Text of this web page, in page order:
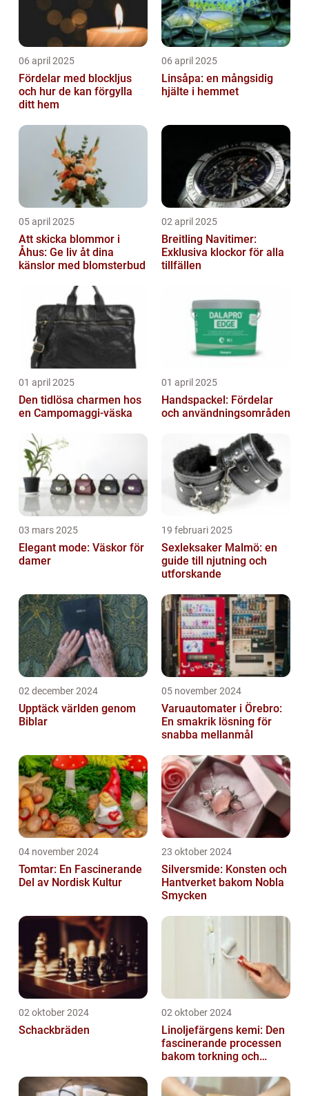
06 april 2025
Fördelar med blockljus
och hur de kan förgylla
ditt hem
06 april 2025
Linsåpa: en mångsidig
hjälte i hemmet
05 april 2025
Att skicka blommor i
Åhus: Ge liv åt dina
känslor med blomsterbud
02 april 2025
Breitling Navitimer:
Exklusiva klockor för alla
tillfällen
01 april 2025
Den tidlösa charmen hos
en Campomaggi-väska
01 april 2025
Handspackel: Fördelar
och användningsområden
03 mars 2025
Elegant mode: Väskor för
damer
19 februari 2025
Sexleksaker Malmö: en
guide till njutning och
utforskande
02 december 2024
Upptäck världen genom
Biblar
05 november 2024
Varuautomater i Örebro:
En smakrik lösning för
snabba mellanmål
04 november 2024
Tomtar: En Fascinerande
Del av Nordisk Kultur
23 oktober 2024
Silversmide: Konsten och
Hantverket bakom Nobla
Smycken
02 oktober 2024
Schackbräden
02 oktober 2024
Linoljefärgens kemi: Den
fascinerande processen
bakom torkning och